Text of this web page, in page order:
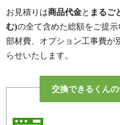
お見積りは商品代金と まるご
む)の全て含めた総額をご提示
部材費、オプション工事費が
らせいたします。
交換できるくん